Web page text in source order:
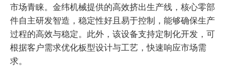
市场青睐。金纬机械提供的高效挤出生产线，核心零部
件自主研发智造，稳定性好且易于控制，能够确保生产
过程的高效与稳定。此外，该设备支持定制化开发，可
根据客户需求优化板型设计与工艺，快速响应市场需
求。